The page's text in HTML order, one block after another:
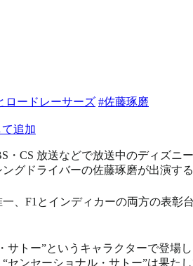
ロードレーサーズ #佐藤琢磨
・CS 放送などで放送中のディズ
グドライバーの佐藤琢磨が出演す
、F1とインディカーの両方の表彰
サトー”というキャラクターで登場
センセーショナル・サトー”は果た